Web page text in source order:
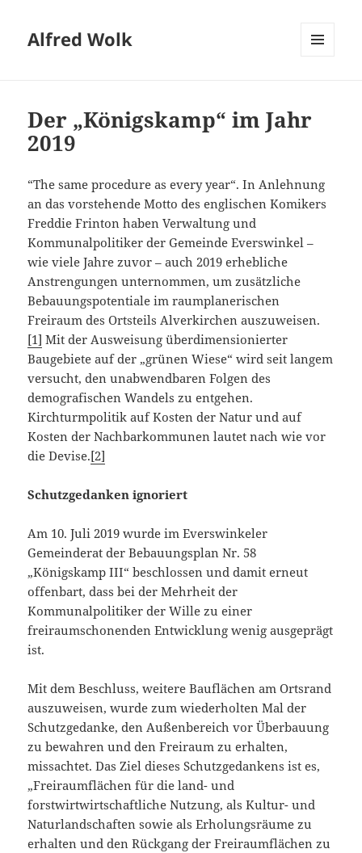
Alfred Wolk
Der „Königskamp“ im Jahr
2019
“The same procedure as every year“. In Anlehnung
an das vorstehende Motto des englischen Komikers
Freddie Frinton haben Verwaltung und
Kommunalpolitiker der Gemeinde Everswinkel –
wie viele Jahre zuvor – auch 2019 erhebliche
Anstrengungen unternommen, um zusätzliche
Bebauungspotentiale im raumplanerischen
Freiraum des Ortsteils Alverkirchen auszuweisen.
[1] Mit der Ausweisung überdimensionierter
Baugebiete auf der „grünen Wiese“ wird seit langem
versucht, den unabwendbaren Folgen des
demografischen Wandels zu entgehen.
Kirchturmpolitik auf Kosten der Natur und auf
Kosten der Nachbarkommunen lautet nach wie vor
die Devise.[2]
Schutzgedanken ignoriert
Am 10. Juli 2019 wurde im Everswinkeler
Gemeinderat der Bebauungsplan Nr. 58
„Königskamp III“ beschlossen und damit erneut
offenbart, dass bei der Mehrheit der
Kommunalpolitiker der Wille zu einer
freiraumschonenden Entwicklung wenig ausgeprägt
ist.
Mit dem Beschluss, weitere Bauflächen am Ortsrand
auszuweisen, wurde zum wiederholten Mal der
Schutzgedanke, den Außenbereich vor Überbauung
zu bewahren und den Freiraum zu erhalten,
missachtet. Das Ziel dieses Schutzgedankens ist es,
„Freiraumflächen für die land- und
forstwirtwirtschaftliche Nutzung, als Kultur- und
Naturlandschaften sowie als Erholungsräume zu
erhalten und den Rückgang der Freiraumflächen zu